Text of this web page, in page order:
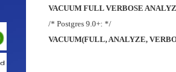
VACUUM FULL VERBOSE
/* Postgres 9.0+: */
VACUUM(FULL, ANALYZE,